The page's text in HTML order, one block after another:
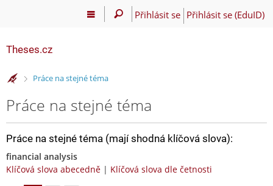
Přihlásit se Přihlásit se (EduID)
Theses.cz
>Práce na stejné téma
Práce na stejné téma
Práce na stejné téma (mají shodná klíčová slova):
financial analysis
Klíčová slova abecedně | Klíčová slova dle četnosti